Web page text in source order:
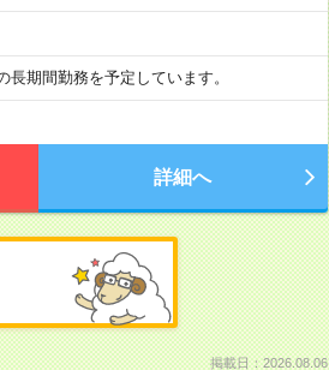
間勤務を予定しています。
詳細へ
掲載日：2026.08.06